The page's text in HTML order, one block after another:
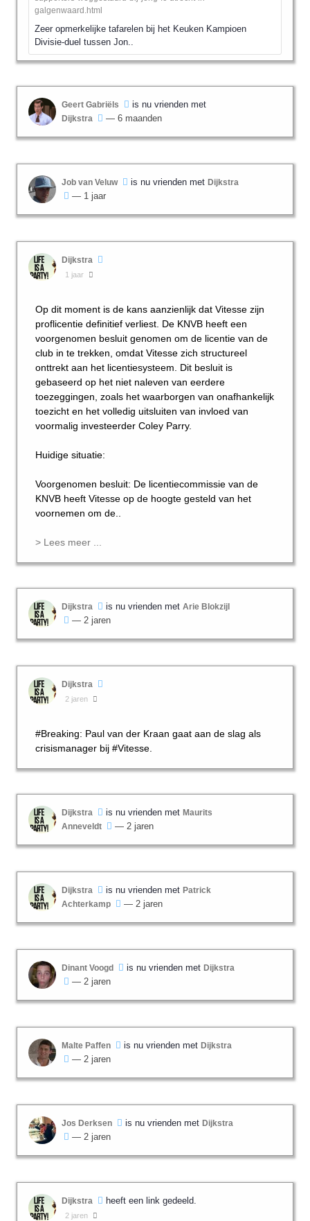
galgenwaard.html
Zeer opmerkelijke tafarelen bij het Keuken Kampioen
Divisie-duel tussen Jon..
Geert Gabriëls is nu vrienden met
Dijkstra — 6 maanden
Job van Veluw is nu vrienden met Dijkstra
— 1 jaar
Dijkstra
1 jaar
Op dit moment is de kans aanzienlijk dat Vitesse zijn
proflicentie definitief verliest. De KNVB heeft een
voorgenomen besluit genomen om de licentie van de
club in te trekken, omdat Vitesse zich structureel
onttrekt aan het licentiesysteem. Dit besluit is
gebaseerd op het niet naleven van eerdere
toezeggingen, zoals het waarborgen van onafhankelijk
toezicht en het volledig uitsluiten van invloed van
voormalig investeerder Coley Parry.
Huidige situatie:
Voorgenomen besluit: De licentiecommissie van de
KNVB heeft Vitesse op de hoogte gesteld van het
voornemen om de..
> Lees meer ...
Dijkstra is nu vrienden met Arie Blokzijl
— 2 jaren
Dijkstra
2 jaren
#Breaking: Paul van der Kraan gaat aan de slag als
crisismanager bij #Vitesse.
Dijkstra is nu vrienden met Maurits
Anneveldt
— 2 jaren
Dijkstra is nu vrienden met Patrick
Achterkamp
— 2 jaren
Dinant Voogd is nu vrienden met Dijkstra
— 2 jaren
Malte Paffen is nu vrienden met Dijkstra
— 2 jaren
Jos Derksen is nu vrienden met Dijkstra
— 2 jaren
Dijkstra heeft een link gedeeld.
2 jaren